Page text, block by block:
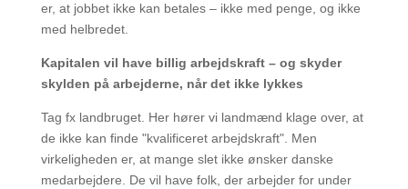
er, at jobbet ikke kan betales – ikke med penge, og ikke
med helbredet.
Kapitalen vil have billig arbejdskraft – og skyder
skylden på arbejderne, når det ikke lykkes
Tag fx landbruget. Her hører vi landmænd klage over, at
de ikke kan finde "kvalificeret arbejdskraft". Men
virkeligheden er, at mange slet ikke ønsker danske
medarbejdere. De vil have folk, der arbejder for under